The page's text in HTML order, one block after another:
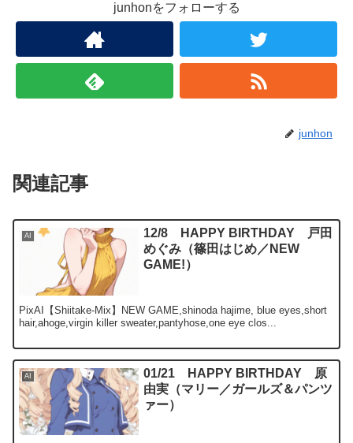
junhonをフォローする
junhon
関連記事
AI
12/8 HAPPY BIRTHDAY 戸田
めぐみ（篠田はじめ／NEW
GAME!）
PixAI【Shiitake-Mix】NEW GAME,shinoda hajime, blue eyes,short
hair,ahoge,virgin killer sweater,pantyhose,one eye clos...
AI
01/21 HAPPY BIRTHDAY 原
由実（マリー／ガールズ＆パンツ
ァー）